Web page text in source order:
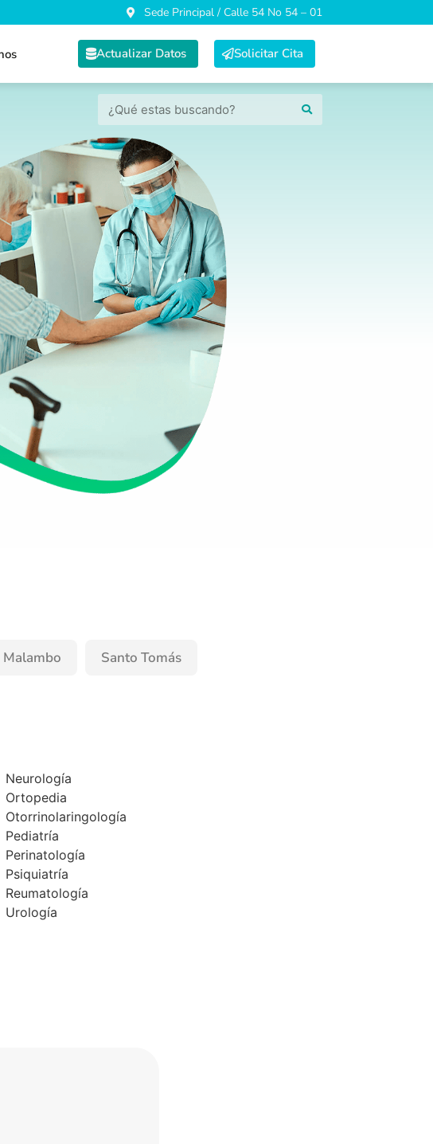
Sede Principal / Calle 54 No 54 – 01
Actualizar Datos Solicitar Cita
Malambo Santo Tomás
Neurología
Ortopedia
Otorrinolaringología
Pediatría
Perinatología
Psiquiatría
Reumatología
Urología